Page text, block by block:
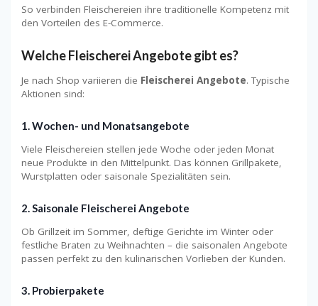
So verbinden Fleischereien ihre traditionelle Kompetenz mit
den Vorteilen des E-Commerce.
Welche Fleischerei Angebote gibt es?
Je nach Shop variieren die Fleischerei Angebote. Typische
Aktionen sind:
1. Wochen- und Monatsangebote
Viele Fleischereien stellen jede Woche oder jeden Monat
neue Produkte in den Mittelpunkt. Das können Grillpakete,
Wurstplatten oder saisonale Spezialitäten sein.
2. Saisonale Fleischerei Angebote
Ob Grillzeit im Sommer, deftige Gerichte im Winter oder
festliche Braten zu Weihnachten – die saisonalen Angebote
passen perfekt zu den kulinarischen Vorlieben der Kunden.
3. Probierpakete